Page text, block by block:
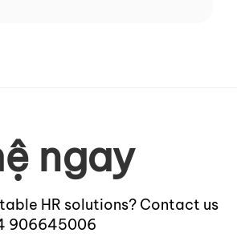
ngay
HR solutions? Contact us
906645006